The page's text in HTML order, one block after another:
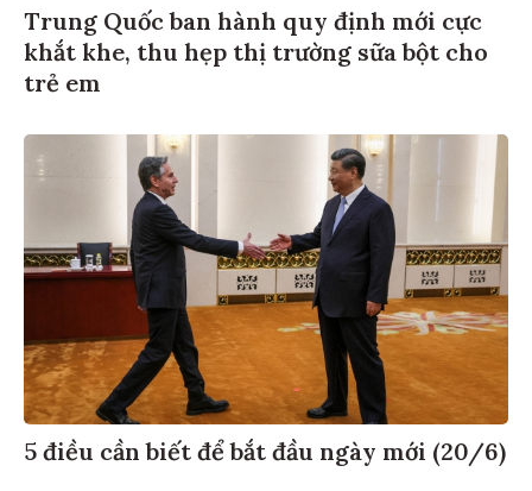
Trung Quốc ban hành quy định mới cực
khắt khe, thu hẹp thị trường sữa bột cho
trẻ em
5 điều cần biết để bắt đầu ngày mới (20/6)